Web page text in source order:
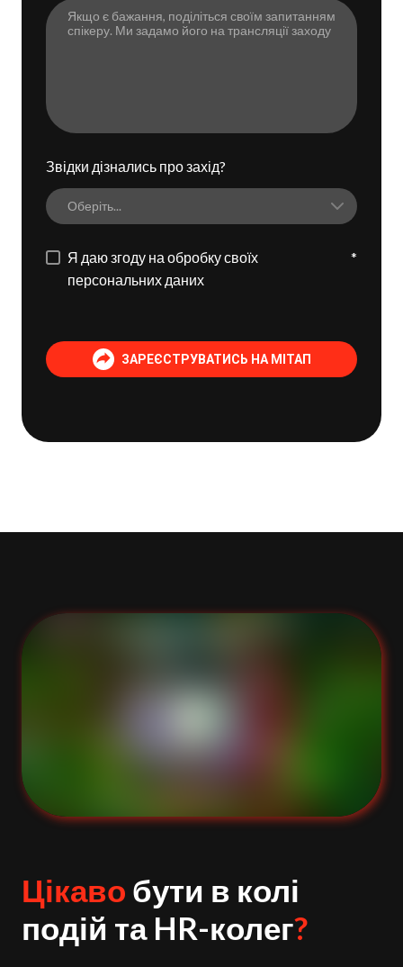
Звідки дізнались про захід?
Я даю згоду на обробку своїх
персональних даних
*
ЗАРЕЄСТРУВАТИСЬ НА МІТАП
Цікаво бути в колі
подій та HR-колег?